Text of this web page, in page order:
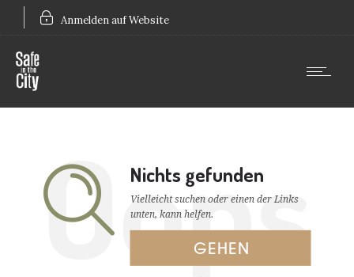
Anmelden auf Website
Oops
Nichts gefunden
Vielleicht suchen oder einen der Links
unten, kann helfen.
GEHEN